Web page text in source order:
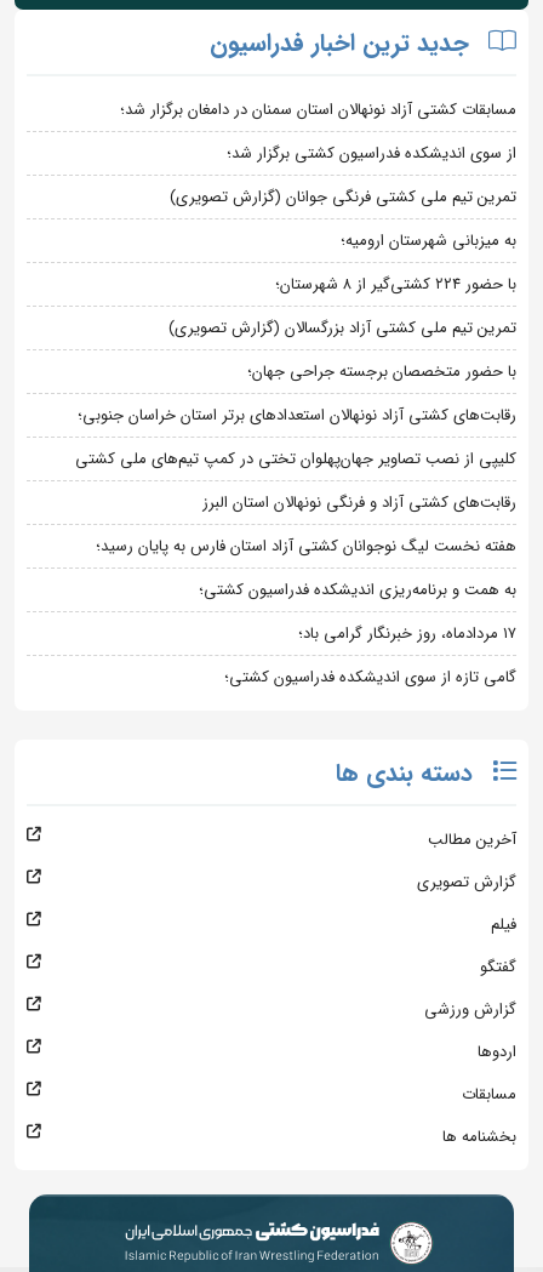
جدید ترین اخبار فدراسیون
مسابقات کشتی آزاد نونهالان استان سمنان در دامغان برگزار شد؛
از سوی اندیشکده فدراسیون کشتی برگزار شد؛
تمرین تیم ملی کشتی فرنگی جوانان (گزارش تصویری)
به میزبانی شهرستان ارومیه؛
با حضور ۲۲۴ کشتی‌گیر از ۸ شهرستان؛
تمرین تیم ملی کشتی آزاد بزرگسالان (گزارش تصویری)
با حضور متخصصان برجسته جراحی جهان؛
رقابت‌های کشتی آزاد نونهالان استعدادهای برتر استان خراسان جنوبی؛
کلیپی از نصب تصاویر جهان‌پهلوان تختی در کمپ تیم‌های ملی کشتی
رقابت‌های کشتی آزاد و فرنگی نونهالان استان البرز
هفته نخست لیگ نوجوانان کشتی آزاد استان فارس به پایان رسید؛
به همت و برنامه‌ریزی اندیشکده فدراسیون کشتی؛
۱۷ مردادماه، روز خبرنگار گرامی باد؛
گامی تازه از سوی اندیشکده فدراسیون کشتی؛
دسته بندی ها
آخرین مطالب
گزارش تصویری
فیلم
گفتگو
گزارش ورزشی
اردوها
مسابقات
بخشنامه ها